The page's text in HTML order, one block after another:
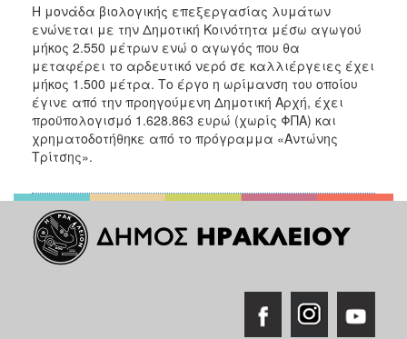
Η μονάδα βιολογικής επεξεργασίας λυμάτων
ενώνεται με την Δημοτική Κοινότητα μέσω αγωγού
μήκος 2.550 μέτρων ενώ ο αγωγός που θα
μεταφέρει το αρδευτικό νερό σε καλλιέργειες έχει
μήκος 1.500 μέτρα. Το έργο η ωρίμανση του οποίου
έγινε από την προηγούμενη Δημοτική Αρχή, έχει
προϋπολογισμό 1.628.863 ευρώ (χωρίς ΦΠΑ) και
χρηματοδοτήθηκε από το πρόγραμμα «Αντώνης
Τρίτσης».